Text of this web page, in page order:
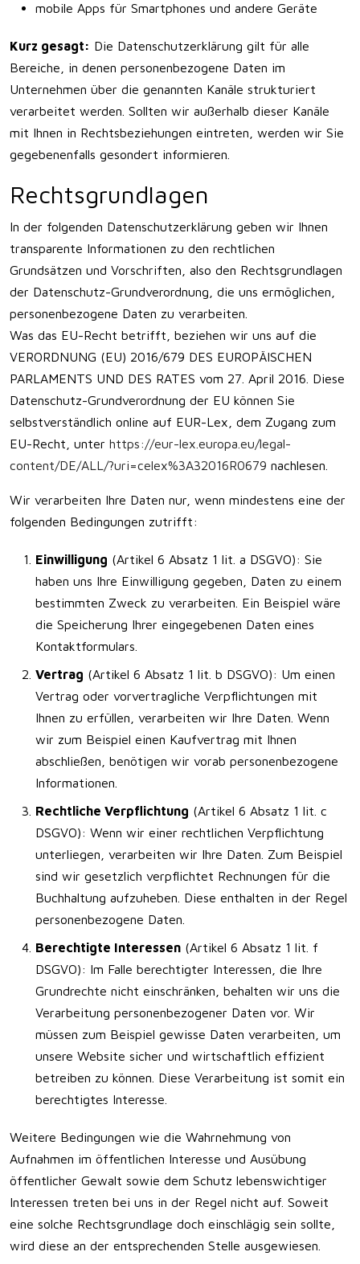
mobile Apps für Smartphones und andere Geräte
Kurz gesagt: Die Datenschutzerklärung gilt für alle
Bereiche, in denen personenbezogene Daten im
Unternehmen über die genannten Kanäle strukturiert
verarbeitet werden. Sollten wir außerhalb dieser Kanäle
mit Ihnen in Rechtsbeziehungen eintreten, werden wir Sie
gegebenenfalls gesondert informieren.
Rechtsgrundlagen
In der folgenden Datenschutzerklärung geben wir Ihnen
transparente Informationen zu den rechtlichen
Grundsätzen und Vorschriften, also den Rechtsgrundlagen
der Datenschutz-Grundverordnung, die uns ermöglichen,
personenbezogene Daten zu verarbeiten.
Was das EU-Recht betrifft, beziehen wir uns auf die
VERORDNUNG (EU) 2016/679 DES EUROPÄISCHEN
PARLAMENTS UND DES RATES vom 27. April 2016. Diese
Datenschutz-Grundverordnung der EU können Sie
selbstverständlich online auf EUR-Lex, dem Zugang zum
EU-Recht, unter https://eur-lex.europa.eu/legal-
content/DE/ALL/?uri=celex%3A32016R0679 nachlesen.
Wir verarbeiten Ihre Daten nur, wenn mindestens eine der
folgenden Bedingungen zutrifft:
Einwilligung (Artikel 6 Absatz 1 lit. a DSGVO): Sie
haben uns Ihre Einwilligung gegeben, Daten zu einem
bestimmten Zweck zu verarbeiten. Ein Beispiel wäre
die Speicherung Ihrer eingegebenen Daten eines
Kontaktformulars.
Vertrag (Artikel 6 Absatz 1 lit. b DSGVO): Um einen
Vertrag oder vorvertragliche Verpflichtungen mit
Ihnen zu erfüllen, verarbeiten wir Ihre Daten. Wenn
wir zum Beispiel einen Kaufvertrag mit Ihnen
abschließen, benötigen wir vorab personenbezogene
Informationen.
Rechtliche Verpflichtung (Artikel 6 Absatz 1 lit. c
DSGVO): Wenn wir einer rechtlichen Verpflichtung
unterliegen, verarbeiten wir Ihre Daten. Zum Beispiel
sind wir gesetzlich verpflichtet Rechnungen für die
Buchhaltung aufzuheben. Diese enthalten in der Regel
personenbezogene Daten.
Berechtigte Interessen (Artikel 6 Absatz 1 lit. f
DSGVO): Im Falle berechtigter Interessen, die Ihre
Grundrechte nicht einschränken, behalten wir uns die
Verarbeitung personenbezogener Daten vor. Wir
müssen zum Beispiel gewisse Daten verarbeiten, um
unsere Website sicher und wirtschaftlich effizient
betreiben zu können. Diese Verarbeitung ist somit ein
berechtigtes Interesse.
Weitere Bedingungen wie die Wahrnehmung von
Aufnahmen im öffentlichen Interesse und Ausübung
öffentlicher Gewalt sowie dem Schutz lebenswichtiger
Interessen treten bei uns in der Regel nicht auf. Soweit
eine solche Rechtsgrundlage doch einschlägig sein sollte,
wird diese an der entsprechenden Stelle ausgewiesen.